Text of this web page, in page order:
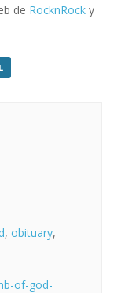
de RocknRock y
, obituary,
of-god-